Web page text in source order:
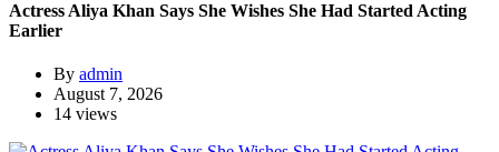
Actress Aliya Khan Says She Wishes She Had Started Acting
Earlier
By admin
August 7, 2026
14 views